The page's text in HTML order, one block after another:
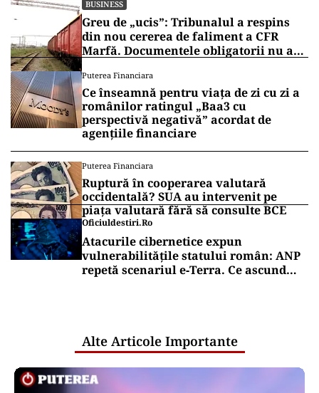
BUSINESS
Greu de „ucis”: Tribunalul a respins
din nou cererea de faliment a CFR
Marfă. Documentele obligatorii nu au
Puterea Financiara
Ce înseamnă pentru viața de zi cu zi a
românilor ratingul „Baa3 cu
perspectivă negativă” acordat de
agențiile financiare
Puterea Financiara
Ruptură în cooperarea valutară
occidentală? SUA au intervenit pe
piața valutară fără să consulte BCE
Oficiuldestiri.ro
Atacurile cibernetice expun
vulnerabilitățile statului român: ANP
repetă scenariul e‑Terra. Ce ascund
Alte Articole Importante